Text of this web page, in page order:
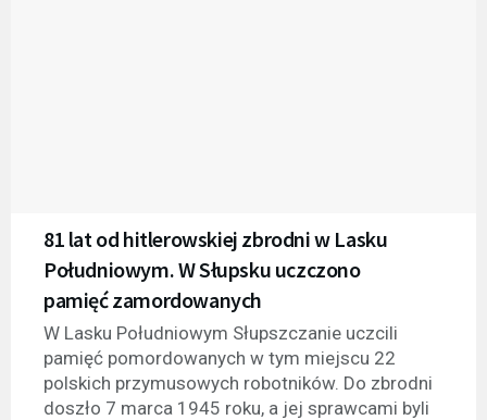
81 lat od hitlerowskiej zbrodni w Lasku
Południowym. W Słupsku uczczono
pamięć zamordowanych
W Lasku Południowym Słupszczanie uczcili
pamięć pomordowanych w tym miejscu 22
polskich przymusowych robotników. Do zbrodni
doszło 7 marca 1945 roku, a jej sprawcami byli